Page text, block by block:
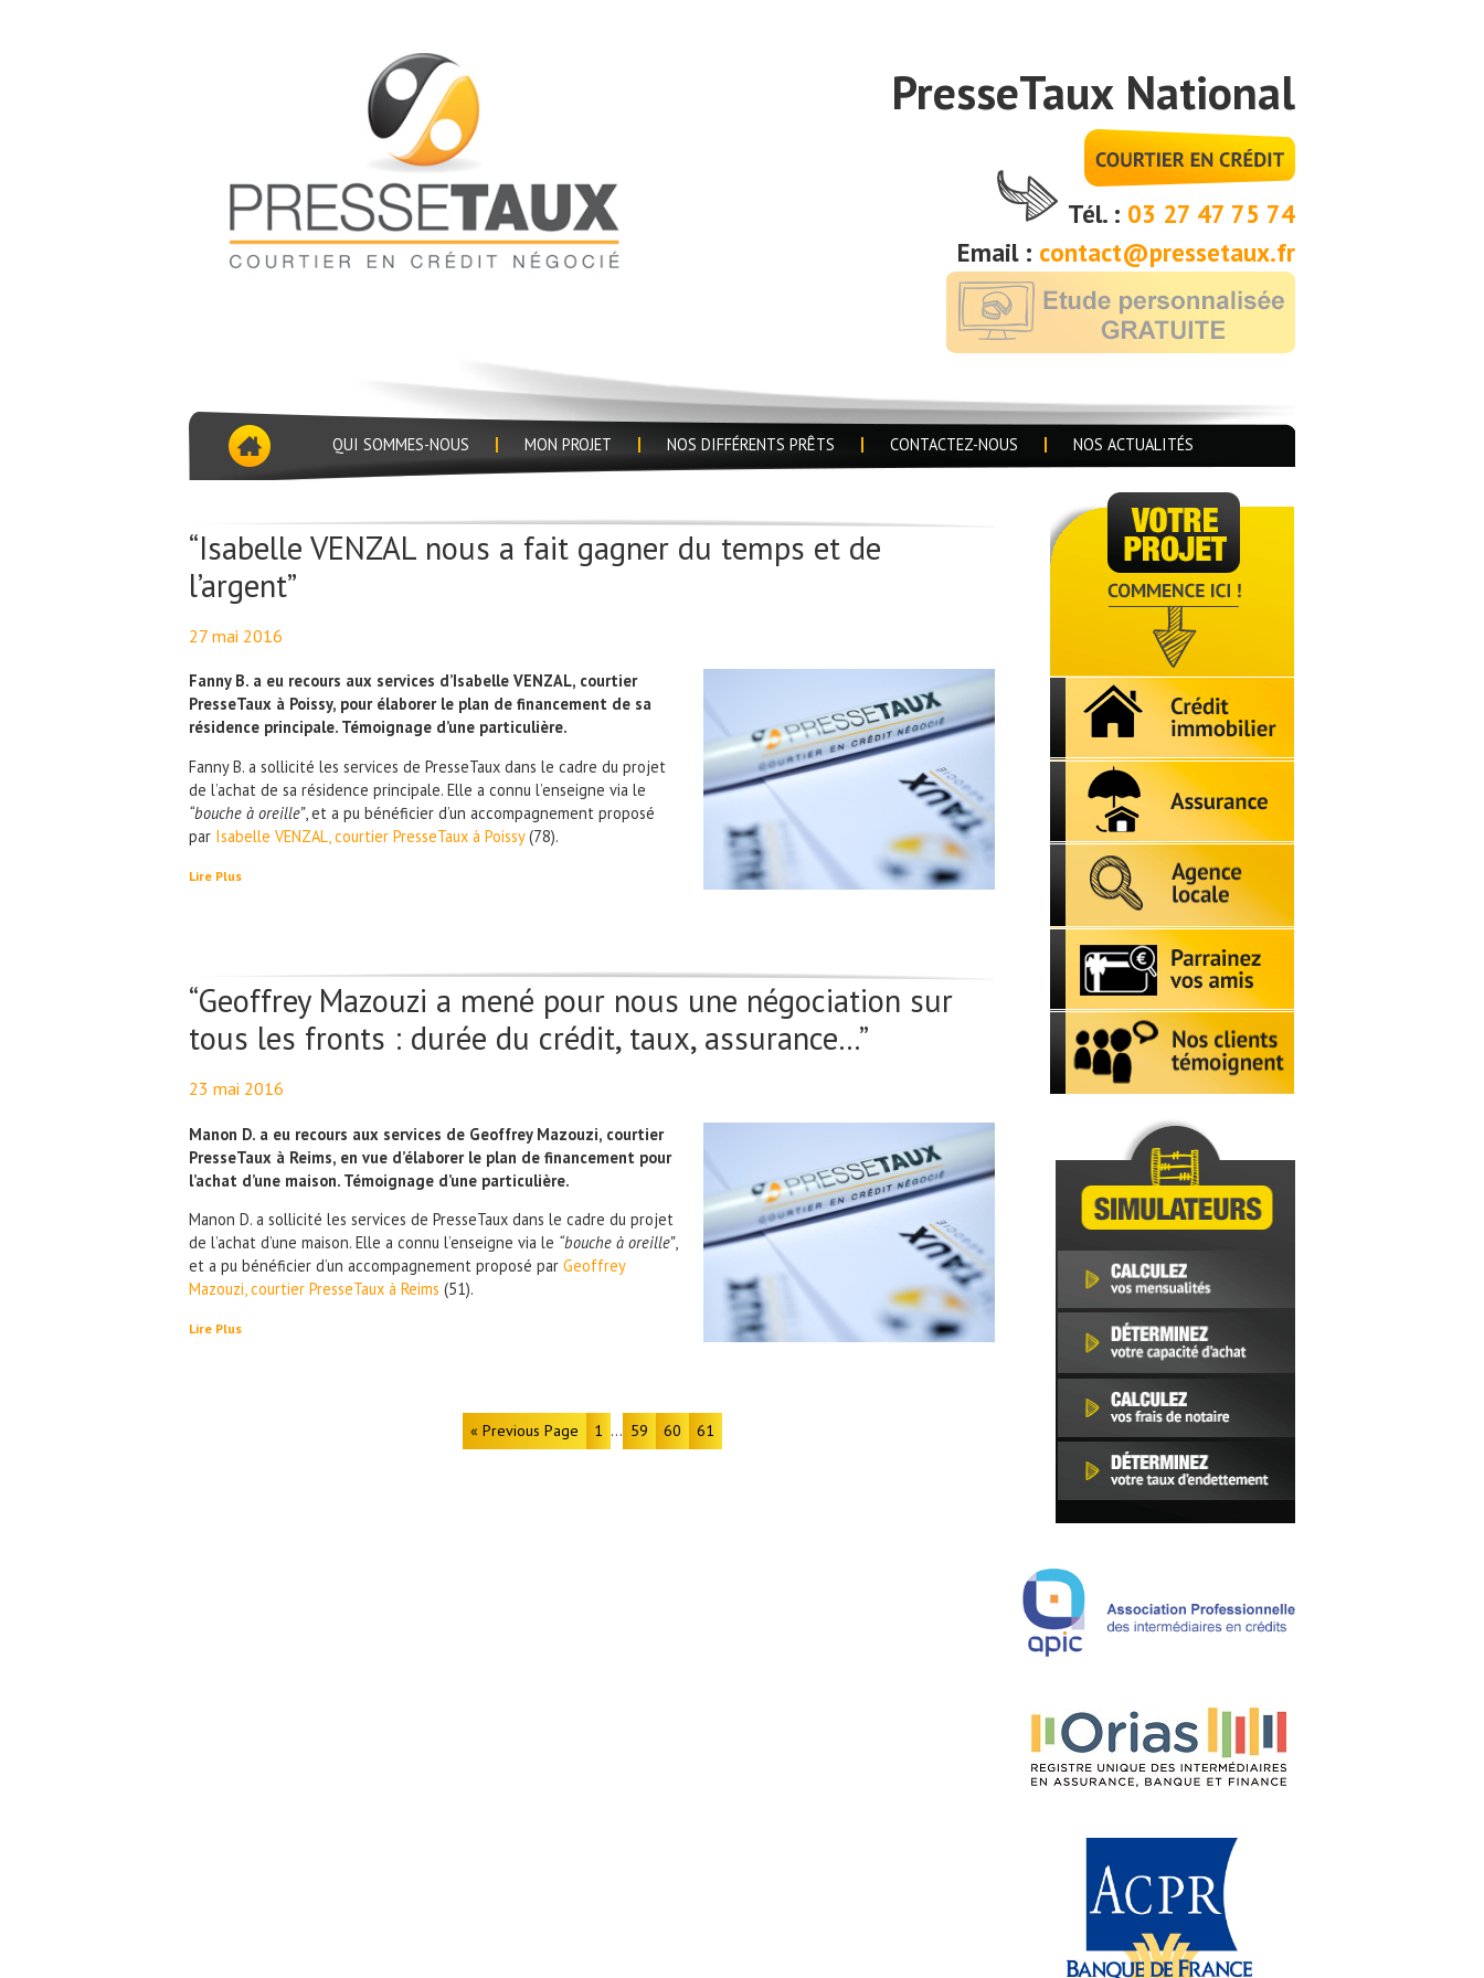
PresseTaux National
Tél. : 03 27 47 75 74
Email : contact@pressetaux.fr
QUI SOMMES-NOUS MON PROJET NOS DIFFÉRENTS PRÊTS CONTACTEZ-NOUS NOS ACTUALITÉS
“Isabelle VENZAL nous a fait gagner du temps et de
l’argent”
27 mai 2016
Fanny B. a eu recours aux services d’Isabelle VENZAL, courtier
PresseTaux à Poissy, pour élaborer le plan de financement de sa
résidence principale. Témoignage d’une particulière.
Fanny B. a sollicité les services de PresseTaux dans le cadre du projet
de l’achat de sa résidence principale. Elle a connu l’enseigne via le
“bouche à oreille”, et a pu bénéficier d’un accompagnement proposé
par Isabelle VENZAL, courtier PresseTaux à Poissy(78).
Lire Plus
“Geoffrey Mazouzi a mené pour nous une négociation sur
tous les fronts : durée du crédit, taux, assurance…”
23 mai 2016
Manon D. a eu recours aux services de Geoffrey Mazouzi, courtier
PresseTaux à Reims, en vue d’élaborer le plan de financement pour
l’achat d’une maison. Témoignage d’une particulière.
Manon D. a sollicité les services de PresseTaux dans le cadre du projet
de l’achat d’une maison. Elle a connu l’enseigne via le “bouche à oreille”,
et a pu bénéficier d’un accompagnement proposé par Geoffrey
Mazouzi, courtier PresseTaux à Reims (51).
Lire Plus
« Previous Page 1 … 59 60 61